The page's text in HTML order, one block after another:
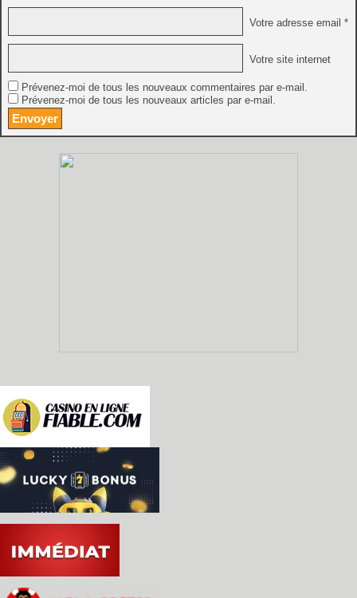
Votre adresse email *
Votre site internet
Prévenez-moi de tous les nouveaux commentaires par e-mail.
Prévenez-moi de tous les nouveaux articles par e-mail.